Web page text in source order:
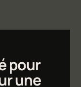
pour
une